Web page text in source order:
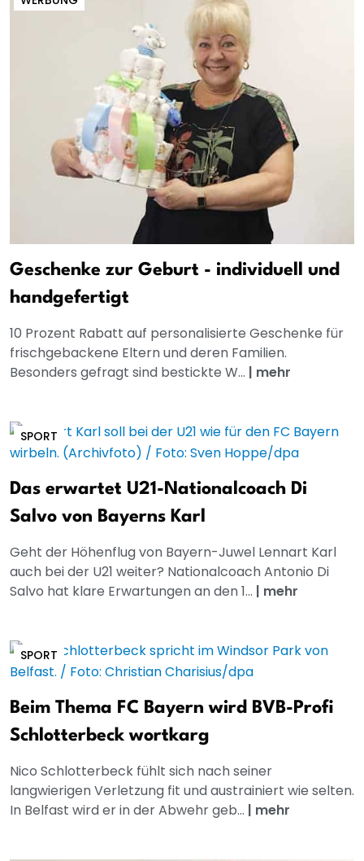
Geschenke zur Geburt - individuell und
handgefertigt
10 Prozent Rabatt auf personalisierte Geschenke für
frischgebackene Eltern und deren Familien.
Besonders gefragt sind bestickte W... | mehr
SPORT
Das erwartet U21-Nationalcoach Di
Salvo von Bayerns Karl
Geht der Höhenflug von Bayern-Juwel Lennart Karl
auch bei der U21 weiter? Nationalcoach Antonio Di
Salvo hat klare Erwartungen an den 1... | mehr
SPORT
Beim Thema FC Bayern wird BVB-Profi
Schlotterbeck wortkarg
Nico Schlotterbeck fühlt sich nach seiner
langwierigen Verletzung fit und austrainiert wie selten.
In Belfast wird er in der Abwehr geb... | mehr